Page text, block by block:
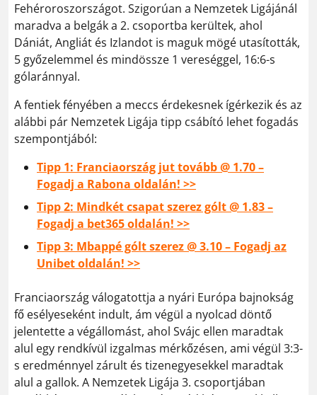
Fehéroroszországot. Szigorúan a Nemzetek Ligájánál
maradva a belgák a 2. csoportba kerültek, ahol
Dániát, Angliát és Izlandot is maguk mögé utasították,
5 győzelemmel és mindössze 1 vereséggel, 16:6-s
gólaránnyal.
A fentiek fényében a meccs érdekesnek ígérkezik és az
alábbi pár Nemzetek Ligája tipp csábító lehet fogadás
szempontjából:
Tipp 1: Franciaország jut tovább @ 1.70 –
Fogadj a Rabona oldalán! >>
Tipp 2: Mindkét csapat szerez gólt @ 1.83 –
Fogadj a bet365 oldalán! >>
Tipp 3: Mbappé gólt szerez @ 3.10 – Fogadj az
Unibet oldalán! >>
Franciaország válogatottja a nyári Európa bajnokság
fő esélyeseként indult, ám végül a nyolcad döntő
jelentette a végállomást, ahol Svájc ellen maradtak
alul egy rendkívül izgalmas mérkőzésen, ami végül 3:3-
s eredménnyel zárult és tizenegyesekkel maradtak
alul a gallok. A Nemzetek Ligája 3. csoportjában